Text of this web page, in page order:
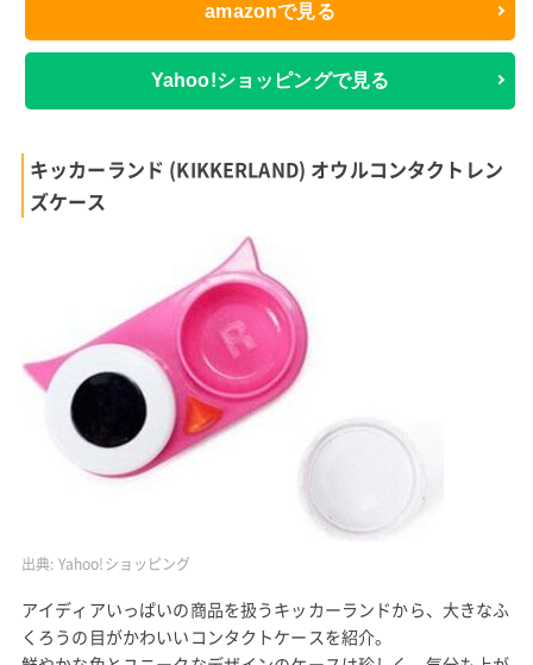
amazonで見る
Yahoo!ショッピングで見る
キッカーランド (KIKKERLAND) オウルコンタクトレン
ズケース
出典: Yahoo!ショッピング
アイディアいっぱいの商品を扱うキッカーランドから、大きなふ
くろうの目がかわいいコンタクトケースを紹介。